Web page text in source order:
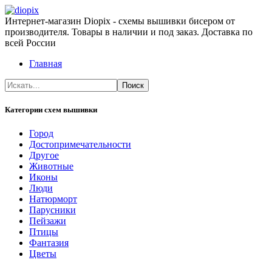
Интернет-магазин Diopix - схемы вышивки бисером от
производителя. Товары в наличии и под заказ. Доставка по
всей России
Главная
Категории схем вышивки
Город
Достопримечательности
Другое
Животные
Иконы
Люди
Натюрморт
Парусники
Пейзажи
Птицы
Фантазия
Цветы